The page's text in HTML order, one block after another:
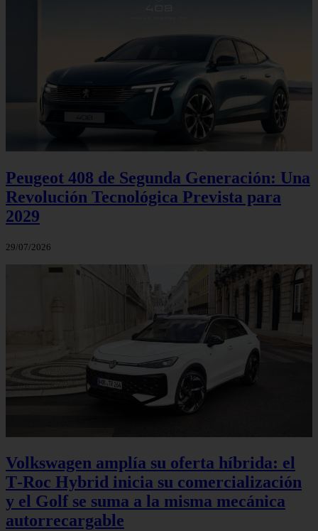
Peugeot 408 de Segunda Generación: Una
Revolución Tecnológica Prevista para
2029
29/07/2026
Volkswagen amplía su oferta híbrida: el
T‑Roc Hybrid inicia su comercialización
y el Golf se suma a la misma mecánica
autorrecargable